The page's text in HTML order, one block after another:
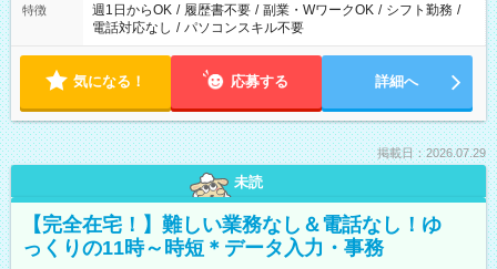
特徴 週1日からOK / 履歴書不要 / 副業・WワークOK / シフト勤務 /
電話対応なし / パソコンスキル不要
気になる！ 応募する 詳細へ
掲載日：2026.07.29
未読
【完全在宅！】難しい業務なし＆電話なし！ゆ
っくりの11時～時短＊データ入力・事務